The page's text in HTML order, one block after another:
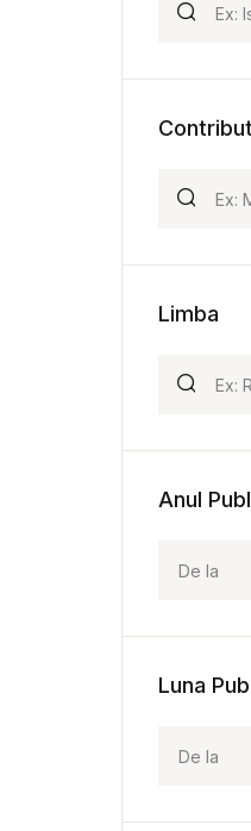
Limba
Anul
Luna